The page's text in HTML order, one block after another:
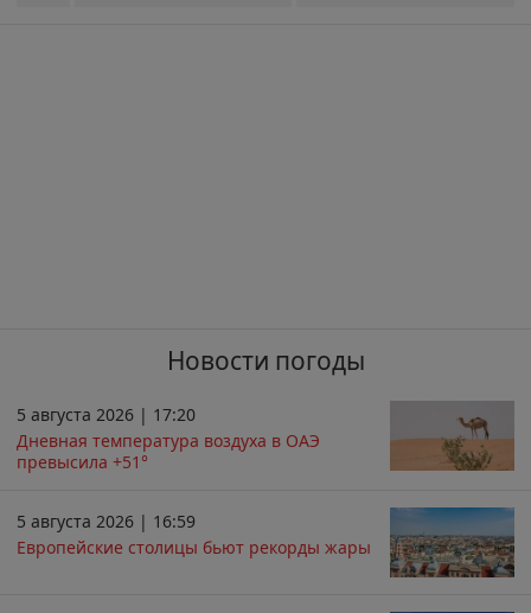
Новости погоды
5 августа 2026 | 17:20
Дневная температура воздуха в ОАЭ
превысила +51°
5 августа 2026 | 16:59
Европейские столицы бьют рекорды жары